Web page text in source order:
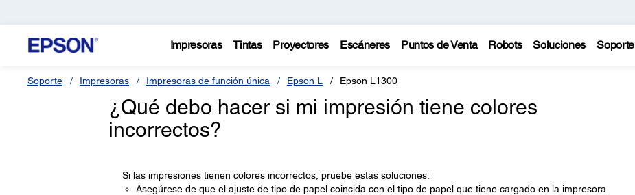
Impresoras Tintas Proyectores Escáneres Puntos de Venta Robots Soluciones Soporte
Soporte Impresoras Impresoras de función única Epson L Epson L1300
¿Qué debo hacer si mi impresión tiene colores
incorrectos?
Si las impresiones tienen colores incorrectos, pruebe estas soluciones:
Asegúrese de que el ajuste de tipo de papel coincida con el tipo de papel que tiene cargado en la impresora.